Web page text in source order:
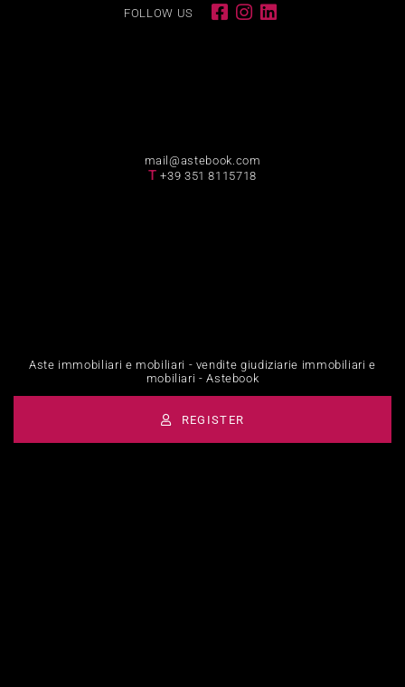
FOLLOW US
mail@astebook.com
T +39 351 8115718
Aste immobiliari e mobiliari - vendite giudiziarie immobiliari e
mobiliari - Astebook
REGISTER